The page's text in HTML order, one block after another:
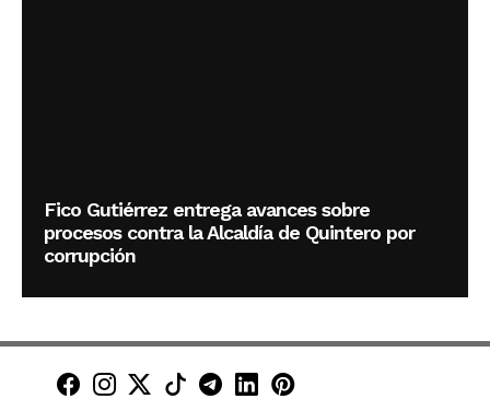
Fico Gutiérrez entrega avances sobre
procesos contra la Alcaldía de Quintero por
corrupción
Minuto30 en Facebook
Minuto30 en Instagram
Minuto30 en X (Twitter)
Minuto30 en TikTok
Canal de Minuto30 en
Minuto30 en LinkedIn
Minuto30 en